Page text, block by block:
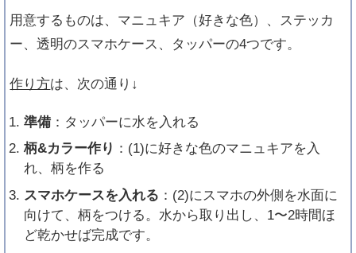
用意するものは、マニュキア（好きな色）、ステッカ
ー、透明のスマホケース、タッパーの4つです。
作り方は、次の通り↓
準備：タッパーに水を入れる
柄&カラー作り ：(1)に好きな色のマニュキアを入
れ、柄を作る
スマホケースを入れる ：(2)にスマホの外側を水面に
向けて、柄をつける。水から取り出し、1〜2時間ほ
ど乾かせば完成です。